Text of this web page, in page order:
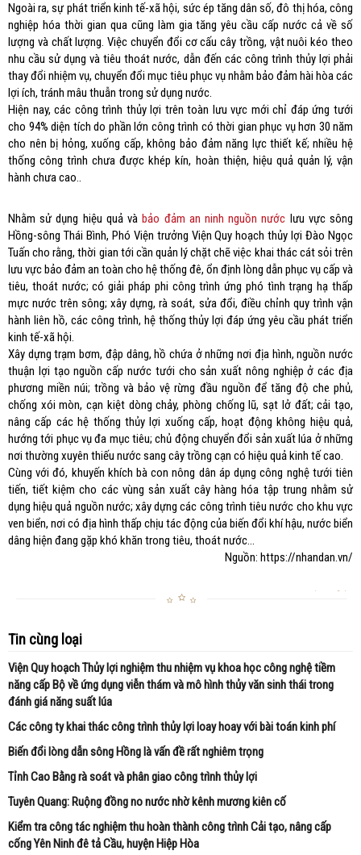
Ngoài ra, sự phát triển kinh tế-xã hội, sức ép tăng dân số, đô thị hóa, công
nghiệp hóa thời gian qua cũng làm gia tăng yêu cầu cấp nước cả về số
lượng và chất lượng. Việc chuyển đổi cơ cấu cây trồng, vật nuôi kéo theo
nhu cầu sử dụng và tiêu thoát nước, dẫn đến các công trình thủy lợi phải
thay đổi nhiệm vụ, chuyển đổi mục tiêu phục vụ nhằm bảo đảm hài hòa các
lợi ích, tránh mâu thuẫn trong sử dụng nước.
Hiện nay, các công trình thủy lợi trên toàn lưu vực mới chỉ đáp ứng tưới
cho 94% diện tích do phần lớn công trình có thời gian phục vụ hơn 30 năm
cho nên bị hỏng, xuống cấp, không bảo đảm năng lực thiết kế; nhiều hệ
thống công trình chưa được khép kín, hoàn thiện, hiệu quả quản lý, vận
hành chưa cao..
Nhằm sử dụng hiệu quả và bảo đảm an ninh nguồn nước lưu vực sông
Hồng-sông Thái Bình, Phó Viện trưởng Viện Quy hoạch thủy lợi Đào Ngọc
Tuấn cho rằng, thời gian tới cần quản lý chặt chẽ việc khai thác cát sỏi trên
lưu vực bảo đảm an toàn cho hệ thống đê, ổn định lòng dẫn phục vụ cấp và
tiêu, thoát nước; có giải pháp phi công trình ứng phó tình trạng hạ thấp
mực nước trên sông; xây dựng, rà soát, sửa đổi, điều chỉnh quy trình vận
hành liên hồ, các công trình, hệ thống thủy lợi đáp ứng yêu cầu phát triển
kinh tế-xã hội.
Xây dựng trạm bơm, đập dâng, hồ chứa ở những nơi địa hình, nguồn nước
thuận lợi tạo nguồn cấp nước tưới cho sản xuất nông nghiệp ở các địa
phương miền núi; trồng và bảo vệ rừng đầu nguồn để tăng độ che phủ,
chống xói mòn, cạn kiệt dòng chảy, phòng chống lũ, sạt lở đất; cải tạo,
nâng cấp các hệ thống thủy lợi xuống cấp, hoạt động không hiệu quả,
hướng tới phục vụ đa mục tiêu; chủ động chuyển đổi sản xuất lúa ở những
nơi thường xuyên thiếu nước sang cây trồng cạn có hiệu quả kinh tế cao.
Cùng với đó, khuyến khích bà con nông dân áp dụng công nghệ tưới tiên
tiến, tiết kiệm cho các vùng sản xuất cây hàng hóa tập trung nhằm sử
dụng hiệu quả nguồn nước; xây dựng các công trình tiêu nước cho khu vực
ven biển, nơi có địa hình thấp chịu tác động của biến đổi khí hậu, nước biển
dâng hiện đang gặp khó khăn trong tiêu, thoát nước...
Nguồn: https://nhandan.vn/
Tin cùng loại
Viện Quy hoạch Thủy lợi nghiệm thu nhiệm vụ khoa học công nghệ tiềm
năng cấp Bộ về ứng dụng viễn thám và mô hình thủy văn sinh thái trong
đánh giá năng suất lúa
Các công ty khai thác công trình thủy lợi loay hoay với bài toán kinh phí
Biến đổi lòng dẫn sông Hồng là vấn đề rất nghiêm trọng
Tỉnh Cao Bằng rà soát và phân giao công trình thủy lợi
Tuyên Quang: Ruộng đồng no nước nhờ kênh mương kiên cố
Kiểm tra công tác nghiệm thu hoàn thành công trình Cải tạo, nâng cấp
cống Yên Ninh đê tả Cầu, huyện Hiệp Hòa